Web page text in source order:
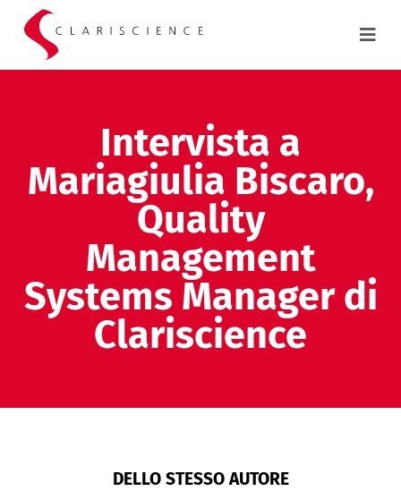
Intervista a
Mariagiulia Biscaro,
Quality
Management
Systems Manager di
Clariscience
DELLO STESSO AUTORE